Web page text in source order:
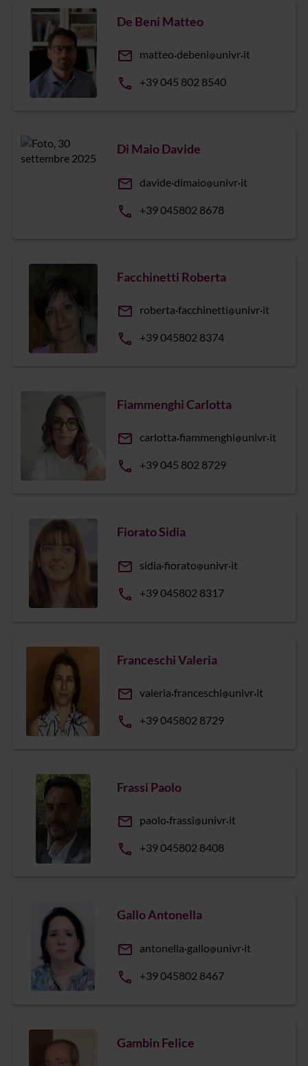
De Beni Matteo
email matteo debeni univr it
phone +39 045 802 8540
Di Maio Davide
email davide dimaio univr it
phone +39 045802 8678
Facchinetti Roberta
email roberta facchinetti univr it
phone +39 045802 8374
Fiammenghi Carlotta
email carlotta fiammenghi univr it
phone +39 045 802 8729
Fiorato Sidia
email sidia fiorato univr it
phone +39 045802 8317
Franceschi Valeria
email valeria franceschi univr it
phone +39 045802 8729
Frassi Paolo
email paolo frassi univr it
phone +39 045802 8408
Gallo Antonella
email antonella gallo univr it
phone +39 045802 8467
Gambin Felice